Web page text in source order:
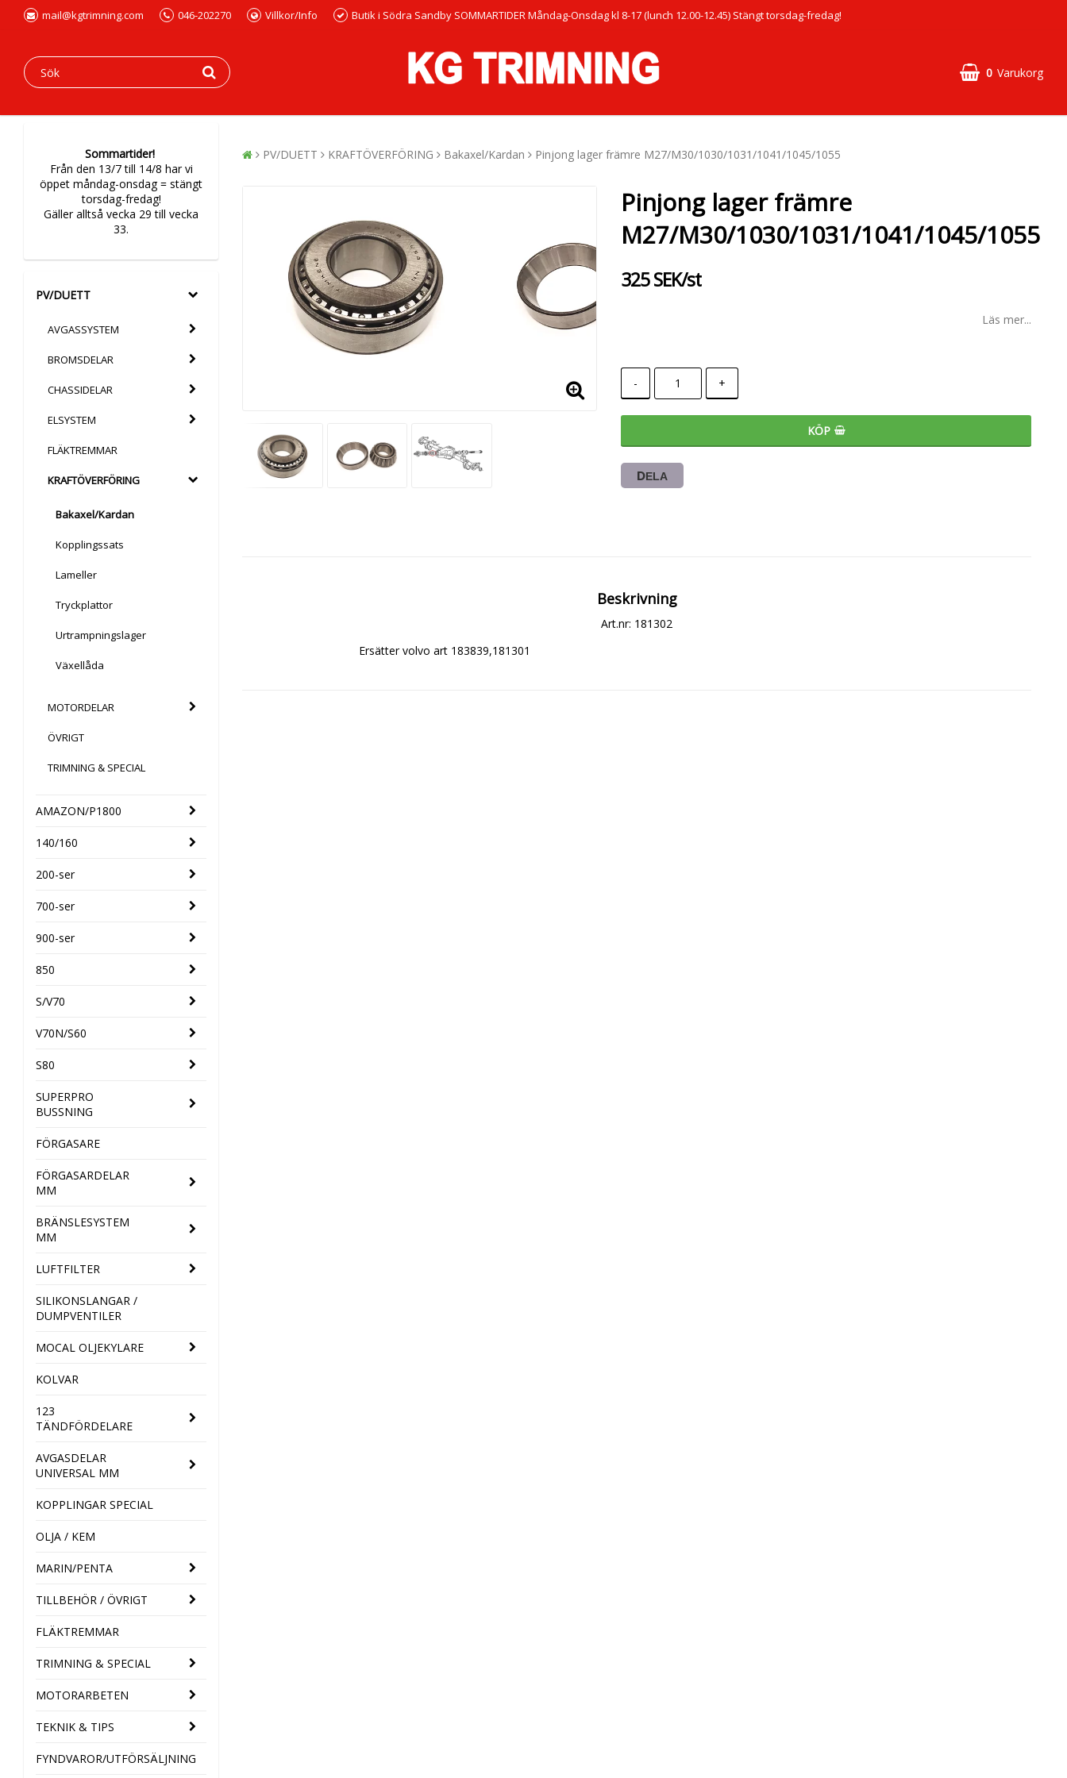
mail@kgtrimning.com 046-202270 Villkor/Info Butik i Södra Sandby SOMMARTIDER Måndag-Onsdag kl 8-17 (lunch 12.00-12.45) Stängt torsdag-fredag!
0 Varukorg
Sommartider!
Från den 13/7 till 14/8 har vi
öppet måndag-onsdag = stängt
torsdag-fredag!
Gäller alltså vecka 29 till vecka
33.
PV/DUETT
AVGASSYSTEM
BROMSDELAR
CHASSIDELAR
ELSYSTEM
FLÄKTREMMAR
KRAFTÖVERFÖRING
Bakaxel/Kardan
Kopplingssats
Lameller
Tryckplattor
Urtrampningslager
Växellåda
MOTORDELAR
ÖVRIGT
TRIMNING & SPECIAL
AMAZON/P1800
140/160
200-ser
700-ser
900-ser
850
S/V70
V70N/S60
S80
SUPERPRO
BUSSNING
FÖRGASARE
FÖRGASARDELAR
MM
BRÄNSLESYSTEM
MM
LUFTFILTER
SILIKONSLANGAR /
DUMPVENTILER
MOCAL OLJEKYLARE
KOLVAR
123
TÄNDFÖRDELARE
AVGASDELAR
UNIVERSAL MM
KOPPLINGAR SPECIAL
OLJA / KEM
MARIN/PENTA
TILLBEHÖR / ÖVRIGT
FLÄKTREMMAR
TRIMNING & SPECIAL
MOTORARBETEN
TEKNIK & TIPS
FYNDVAROR/UTFÖRSÄLJNING
PV/DUETT KRAFTÖVERFÖRING Bakaxel/Kardan Pinjong lager främre M27/M30/1030/1031/1041/1045/1055
Pinjong lager främre
M27/M30/1030/1031/1041/1045/1055
325 SEK/st
Läs mer...
- +
KÖP
DELA
Beskrivning
Art.nr: 181302
Ersätter volvo art 183839,181301